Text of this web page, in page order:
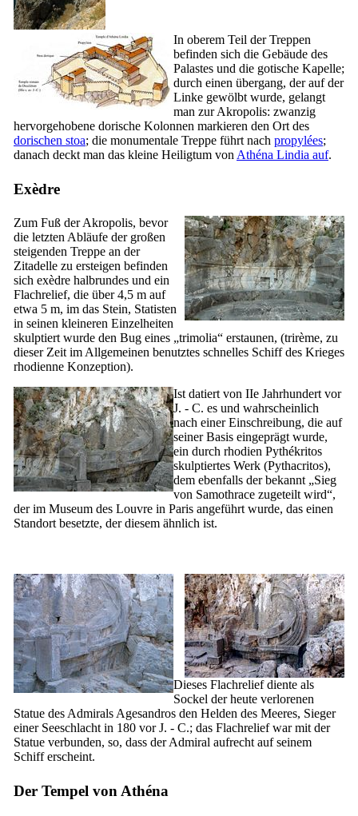
In oberem Teil der Treppen
befinden sich die Gebäude des
Palastes und die gotische Kapelle;
durch einen übergang, der auf der
Linke gewölbt wurde, gelangt
man zur Akropolis: zwanzig
hervorgehobene dorische Kolonnen markieren den Ort des
dorischen stoa; die monumentale Treppe führt nach propylées;
danach deckt man das kleine Heiligtum von Athéna Lindia auf.
Exèdre
Zum Fuß der Akropolis, bevor
die letzten Abläufe der großen
steigenden Treppe an der
Zitadelle zu ersteigen befinden
sich exèdre halbrundes und ein
Flachrelief, die über 4,5 m auf
etwa 5 m, im das Stein, Statisten
in seinen kleineren Einzelheiten
skulptiert wurde den Bug eines „trimolia“ erstaunen, (trirème, zu
dieser Zeit im Allgemeinen benutztes schnelles Schiff des Krieges
rhodienne Konzeption).
Ist datiert von IIe Jahrhundert vor
J. - C. es und wahrscheinlich
nach einer Einschreibung, die auf
seiner Basis eingeprägt wurde,
ein durch rhodien Pythékritos
skulptiertes Werk (Pythacritos),
dem ebenfalls der bekannt „Sieg
von Samothrace zugeteilt wird“,
der im Museum des Louvre in Paris angeführt wurde, das einen
Standort besetzte, der diesem ähnlich ist.
Dieses Flachrelief diente als
Sockel der heute verlorenen
Statue des Admirals Agesandros den Helden des Meeres, Sieger
einer Seeschlacht in 180 vor J. - C.; das Flachrelief war mit der
Statue verbunden, so, dass der Admiral aufrecht auf seinem
Schiff erscheint.
Der Tempel von Athéna